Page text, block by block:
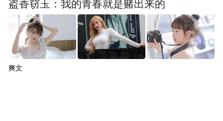
盗香窃玉：我的青春就是赌出来的
爽文